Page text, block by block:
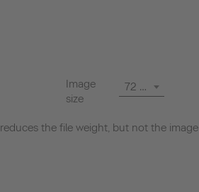
Image
size
72 dpi
the file weight, but not the image